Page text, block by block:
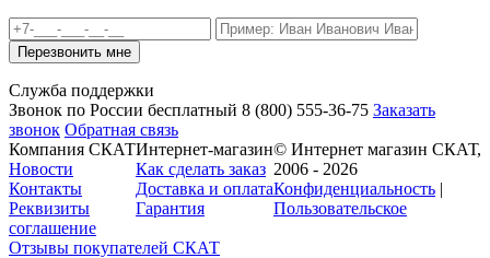
Служба поддержки
Звонок по России бесплатный 8 (800) 555-36-75 Заказать
звонок Обратная связь
Компания СКАТ
Новости
Контакты
Реквизиты
Интернет-магазин
Как сделать заказ
Доставка и оплата
Гарантия
© Интернет магазин СКАТ,
2006 - 2026
Конфиденциальность |
Пользовательское
соглашение
Отзывы покупателей СКАТ